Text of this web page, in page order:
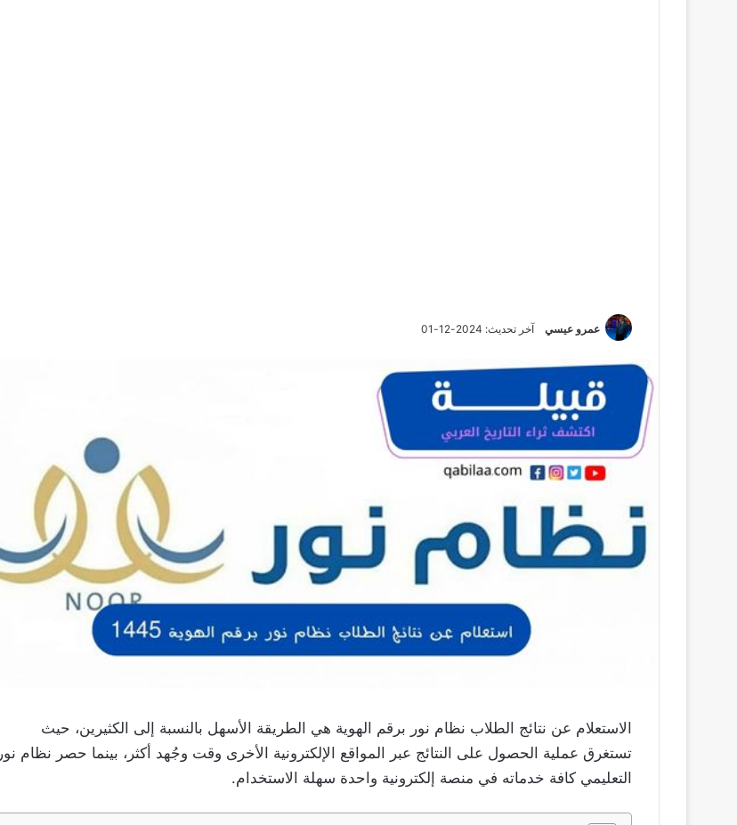
عمرو عيسي آخر تحديث: 2024-12-01
الاستعلام عن نتائج الطلاب نظام نور برقم الهوية هي الطريقة الأسهل بالنسبة إلى الكثيرين، حيث
تستغرق عملية الحصول على النتائج عبر المواقع الإلكترونية الأخرى وقت وجُهد أكثر، بينما حصر نظام نور
التعليمي كافة خدماته في منصة إلكترونية واحدة سهلة الاستخدام.